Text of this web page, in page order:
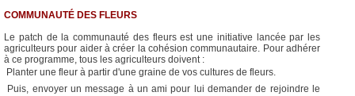
COMMUNAUTÉ DES FLEURS
Le patch de la communauté des fleurs est une initiative lancée par les
agriculteurs pour aider à créer la cohésion communautaire. Pour adhérer
à ce programme, tous les agriculteurs doivent :
 Planter une fleur à partir d'une graine de vos cultures de fleurs.
 Puis, envoyer un message à un ami pour lui demander de rejoindre le